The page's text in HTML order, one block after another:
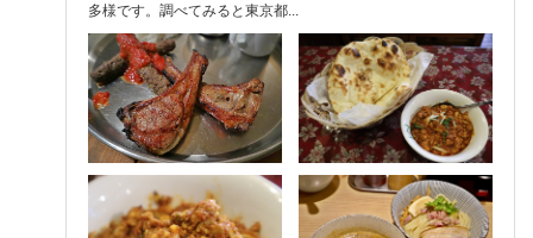
多様です。調べてみると東京都...